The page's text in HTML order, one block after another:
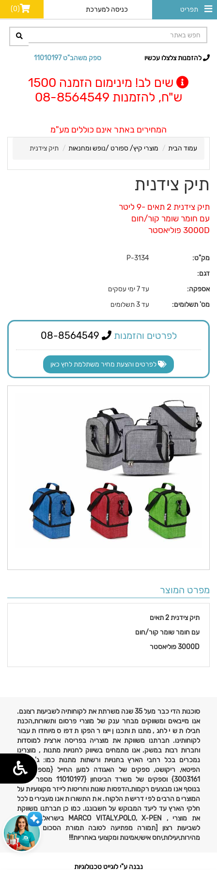
תפריט כניסה למערכת (0)
ספק משהב"ט 11010197 להזמנות צלצלו עכשיו
שים לב! מינימום הזמנה 1500
ש"ח, להזמנות 08-8564549
המחירים באתר אינם כוללים מע"מ
עמוד הבית מוצרי קיץ/ ספורט /נופש ומחנאות תיק צידנית
תיק צידנית
תיק צידנית 2 תאים -9 ליטר
עם חומר שומר קור/חום
3000D פוליאסטר
מק"ט:
P-3134
דגם:
אספקה:
עד 7 ימי עסקים
מס' תשלומים:
עד 3 תשלומים
לפרטים והזמנות
לפרטים והצעת מחיר משתלמת לחץ כאן
מפרט המוצר
תיק צידנית 2 תאים
עם חומר שומר קור/חום
3000D פוליאסטר
סוכנות הדי כבר מעל 35 שנה משרתת את לקוחותיה לשביעות רצונם.
אנו מייבאים ומשווקים מבחר ענק של מוצרי פרסום ותשורות,הכנת
חבילות שי לחג, מתנות ותכנון ייצור הפקות דפוס מיוחדות עבור
לקוחותינו. חברתנו משווקת את מוצריה בפריסה ארצית למוסדות
וחברות רבות במשק. אנו מתמחים בשיווק לחנויות מתנות , מוצרינו
נמכרים בכל רחבי הארץ בחנויות ורשתות מתנות כמו: ג'נטלמן,
הפיטאי, ריקושט, ספקים של האגודה למען החייל {מספר ספק
3003161} וספקים של משרד הביטחון {11010197 מספר ספק}
בנוסף אנו מבצעים רקמות,הדפסות שונות וחריטות לייזר מקצועיות על
המוצרים הרבים לפי דרישת הלקוח. את התשורות אנו מעבירים לכל
חלקי הארץ עד ליעד המבוקש על חשבוננו. כמו כן חברתנו משווקת
את מוצרי , MARCO VITALY,POLO, X-PEN בישראל. אחריות
לשביעות רצון [תמורה מפתיעה לטובה תמורת הסכום ששולם}
מהירות,יעילות,יחס אישי,אמינות ומקצועי באחריות!!!
נבנה ע"י לוגייט טכנולוגיות